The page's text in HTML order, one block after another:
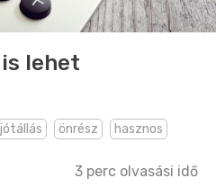
lehet
jótállás önrész hasznos
3 perc olvasási idő